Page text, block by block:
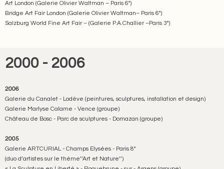
Art London (Galerie Olivier Waltman – Paris 6°)
Bridge Art Fair London (Galerie Olivier Waltman– Paris 6°)
Salzburg World Fine Art Fair – (Galerie P.A.Challier –Paris 3°)
2000 - 2006
2006
Galerie du Canalet - Lodève (peintures, sculptures, installation et design)
Galerie Marlyse Calame - Vence (groupe)
Château de Bosc - Parc de sculptures - Domazan (groupe)
2005
Galerie ARTCURIAL - Champs Elysées - Paris 8°
(duo d’artistes sur le thème’’Art et Nature’’)